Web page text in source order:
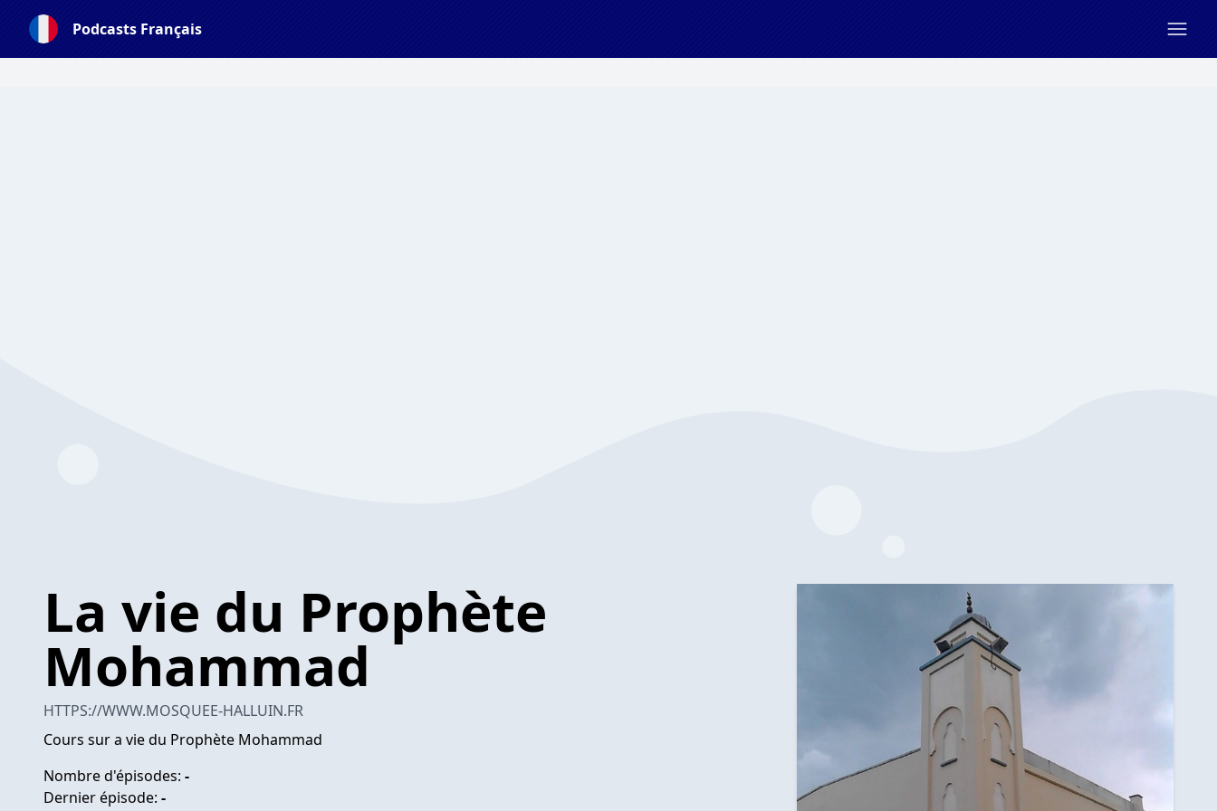
Podcasts Français
La vie du Prophète
Mohammad
HTTPS://WWW.MOSQUEE-HALLUIN.FR
Cours sur a vie du Prophète Mohammad
Nombre d'épisodes: -
Dernier épisode: -